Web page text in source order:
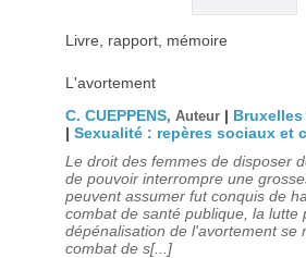
Livre, rapport, mémoire
L'avortement
C. CUEPPENS, Auteur | Bruxelles
| Sexualité : repères sociaux et
Le droit des femmes de disposer
de pouvoir interrompre une
peuvent assumer fut conquis de
combat de santé publique, la lutte
dépénalisation de l'avortement se
combat de s[...]